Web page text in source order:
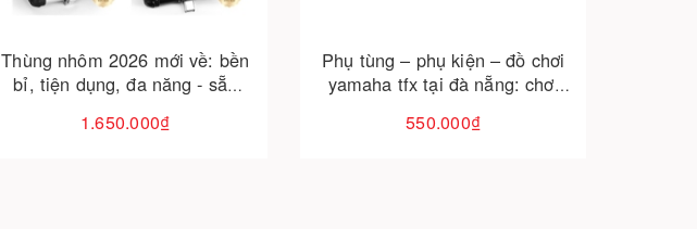
Thùng nhôm 2026 mới về: bền
bỉ, tiện dụng, đa năng - sẵn
1.650.000₫
Phụ tùng – phụ kiện – đồ chơi
yamaha tfx tại đà nẵng: chơi
550.000₫